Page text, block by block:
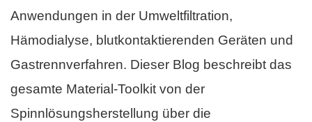
Anwendungen in der Umweltfiltration,
Hämodialyse, blutkontaktierenden Geräten und
Gastrennverfahren. Dieser Blog beschreibt das
gesamte Material-Toolkit von der
Spinnlösungsherstellung über die